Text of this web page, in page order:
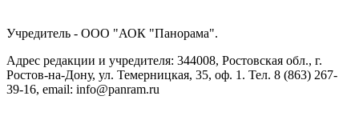
Учредитель - ООО "АОК "Панорама".
Адрес редакции и учредителя: 344008, Ростовская обл., г.
Ростов-на-Дону, ул. Темерницкая, 35, оф. 1. Тел. 8 (863) 267-
39-16, email: info@panram.ru